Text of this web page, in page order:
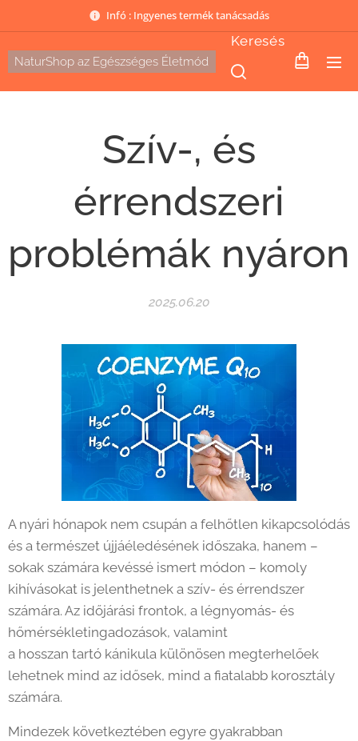
Infó : Ingyenes termék tanácsadás
NaturShop az Egészséges Életmód
Keresés
Szív-, és
érrendszeri
problémák nyáron
2025.06.20
A nyári hónapok nem csupán a felhőtlen kikapcsolódás
és a természet újjáéledésének időszaka, hanem –
sokak számára kevéssé ismert módon – komoly
kihívásokat is jelenthetnek a szív- és érrendszer
számára. Az időjárási frontok, a légnyomás- és
hőmérsékletingadozások, valamint
a hosszan tartó kánikula különösen megterhelőek
lehetnek mind az idősek, mind a fiatalabb korosztály
számára.
Mindezek következtében egyre gyakrabban